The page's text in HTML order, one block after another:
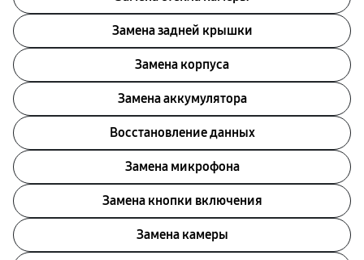
Замена задней крышки
Замена корпуса
Замена аккумулятора
Восстановление данных
Замена микрофона
Замена кнопки включения
Замена камеры